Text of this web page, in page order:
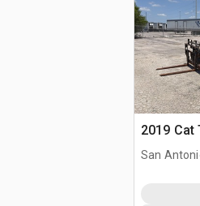
2019 Cat
San